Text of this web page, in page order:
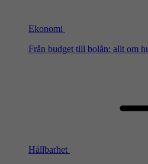
Ekonomi
Från budget till bolån: allt om
Hållbarhet